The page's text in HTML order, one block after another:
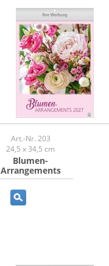
Art.-Nr. 203
24,5 x 34,5 cm
Blumen-
Arrangements